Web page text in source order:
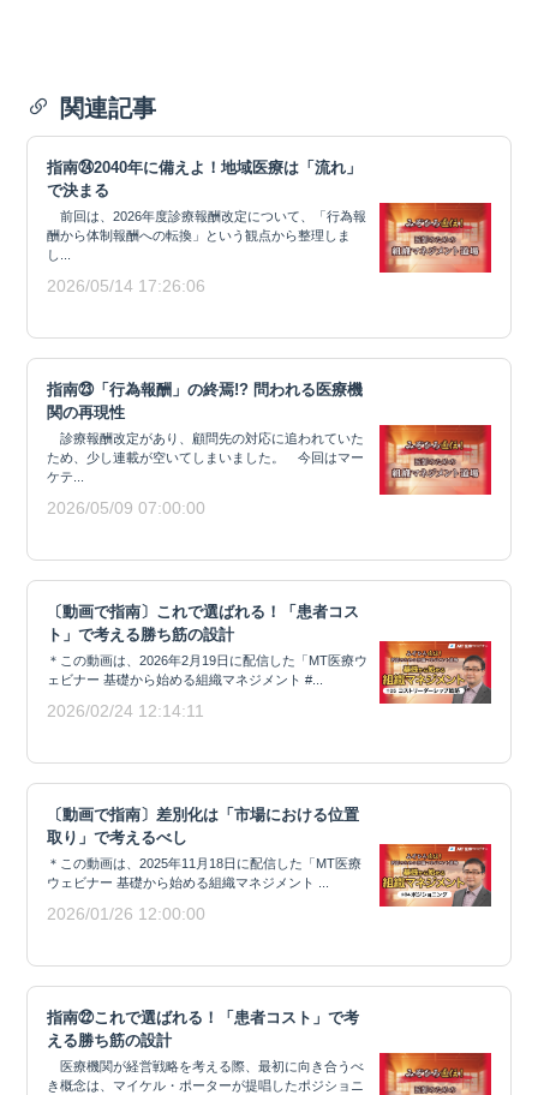
関連記事
指南㉔2040年に備えよ！地域医療は「流れ」
で決まる
前回は、2026年度診療報酬改定について、「行為報
酬から体制報酬への転換」という観点から整理しま
し...
2026/05/14 17:26:06
指南㉓「行為報酬」の終焉!? 問われる医療機
関の再現性
診療報酬改定があり、顧問先の対応に追われていた
ため、少し連載が空いてしまいました。 今回はマー
ケテ...
2026/05/09 07:00:00
〔動画で指南〕これで選ばれる！「患者コス
ト」で考える勝ち筋の設計
＊この動画は、2026年2月19日に配信した「MT医療ウ
ェビナー 基礎から始める組織マネジメント #...
2026/02/24 12:14:11
〔動画で指南〕差別化は「市場における位置
取り」で考えるべし
＊この動画は、2025年11月18日に配信した「MT医療
ウェビナー 基礎から始める組織マネジメント ...
2026/01/26 12:00:00
指南㉒これで選ばれる！「患者コスト」で考
える勝ち筋の設計
医療機関が経営戦略を考える際、最初に向き合うべ
き概念は、マイケル・ポーターが提唱したポジショニ